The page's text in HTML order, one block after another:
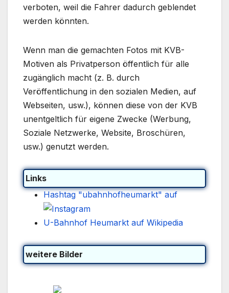
verboten, weil die Fahrer dadurch geblendet
werden könnten.
Wenn man die gemachten Fotos mit KVB-
Motiven als Privatperson öffentlich für alle
zugänglich macht (z. B. durch
Veröffentlichung in den sozialen Medien, auf
Webseiten, usw.), können diese von der KVB
unentgeltlich für eigene Zwecke (Werbung,
Soziale Netzwerke, Website, Broschüren,
usw.) genutzt werden.
Links
Hashtag "ubahnhofheumarkt" auf
U-Bahnhof Heumarkt auf Wikipedia
weitere Bilder